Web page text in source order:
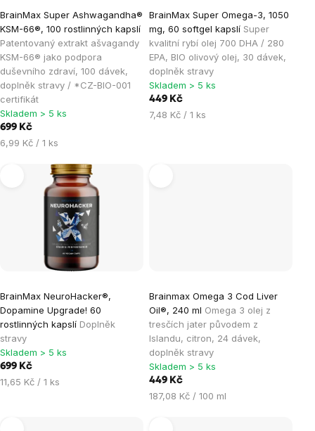
BrainMax Super Ashwagandha®
KSM-66®, 100 rostlinných kapslí
Patentovaný extrakt ašvagandy
KSM-66® jako podpora
duševního zdraví, 100 dávek,
doplněk stravy / *CZ-BIO-001
certifikát
Skladem > 5 ks
699 Kč
Měrná
6,99 Kč / 1 ks
BrainMax Super Omega-3, 1050
mg, 60 softgel kapslí Super
kvalitní rybí olej 700 DHA / 280
EPA, BIO olivový olej, 30 dávek,
doplněk stravy
Skladem > 5 ks
449 Kč
Měrná
7,48 Kč / 1 ks
BrainMax NeuroHacker®,
Dopamine Upgrade! 60
rostlinných kapslí Doplněk
stravy
Skladem > 5 ks
699 Kč
Měrná
11,65 Kč / 1 ks
Brainmax Omega 3 Cod Liver
Oil®, 240 ml Omega 3 olej z
tresčích jater původem z
Islandu, citron, 24 dávek,
doplněk stravy
Skladem > 5 ks
449 Kč
Měrná
187,08 Kč / 100 ml